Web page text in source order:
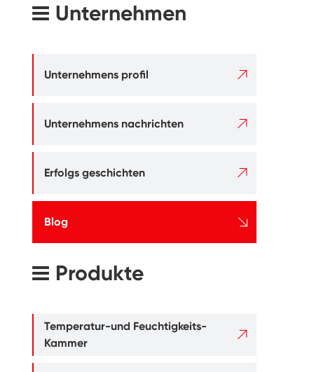
Unternehmen
Unternehmens profil 
Unternehmens nachrichten 
Erfolgs geschichten 
Blog 
Produkte
Temperatur-und Feuchtigkeits-
Kammer
